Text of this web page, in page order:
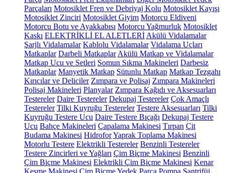
Parçaları Motosiklet Fren ve Debriyaj Kolu Motosiklet Kayışı
Motosiklet Zinciri Motosiklet Giyim Motorcu Eldiveni
Motorcu Botu ve Ayakkabısı Motorcu Yağmurluk Motosiklet
Kaskı ELEKTRİKLİ EL ALETLERİ Akülü Vidalamalar
Şarjlı Vidalamalar Kablolu Vidalamalar Vidalama Uçları
Matkaplar Darbeli Matkaplar Akülü Matkap ve Vidalamalar
Matkap Ucu ve Setleri Somun Sıkma Makineleri Darbesiz
Matkaplar Manyetik Matkap Sütunlu Matkap Matkap Tezgahı
Kırıcılar ve Deliciler Zımpara ve Polisaj Zımpara Makineleri
Polisaj Makineleri Planyalar Zımpara Kağıdı ve Aksesuarları
Testereler Daire Testereler Dekupaj Testereler Çok Amaçlı
Testereler Tilki Kuyruğu Testereler Testere Aksesuarları Tilki
Kuyruğu Testere Ucu Daire Testere Bıçağı Dekupaj Testere
Ucu Bahçe Makineleri Çapalama Makinesi Tırpan Çit
Budama Makinesi HidroforYaprak Toplama Makinesi
Motorlu Testere Elektrikli Testereler Benzinli Testereler
Testere Zincirleri ve Yağları Çim Biçme Makinesi Benzinli
Çim Biçme Makinesi Elektrikli Çim Biçme Makinesi Kenar
Kesme Makinesi Çim Biçme Yedek Parça Pompa Santrifüj